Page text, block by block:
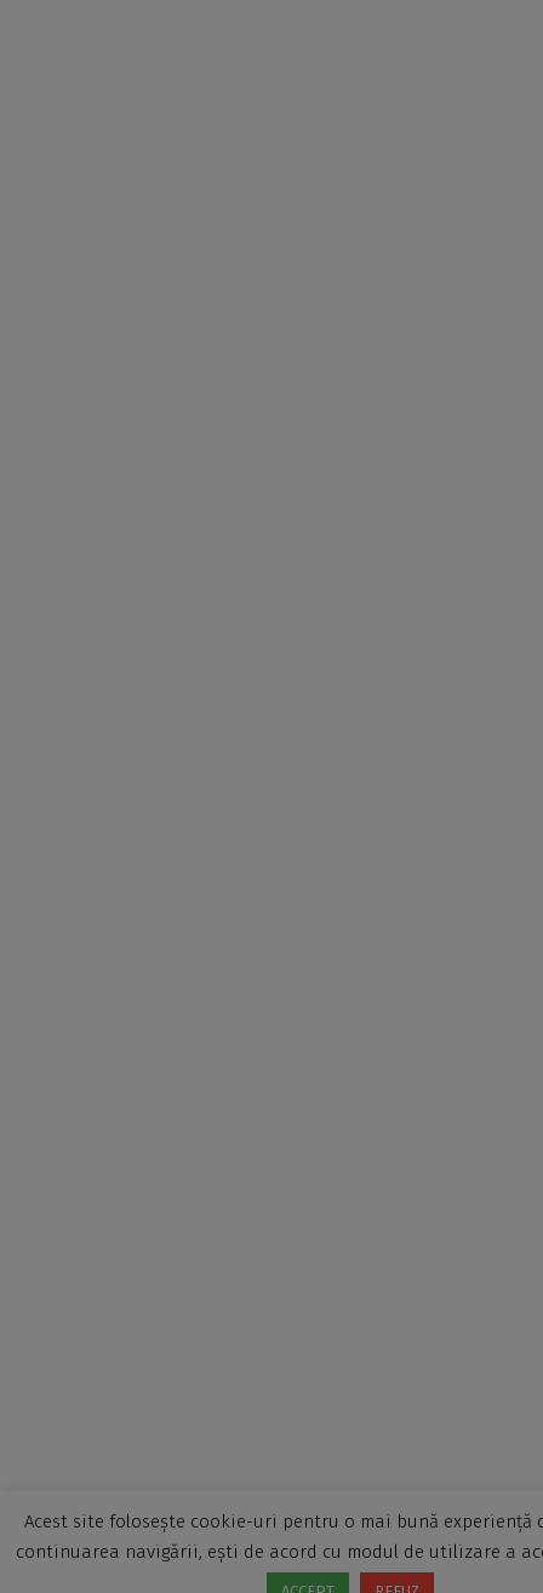
Acest site folosește cookie-uri pentru o mai bună experiență
continuarea navigării, ești de acord cu modul de utilizare a